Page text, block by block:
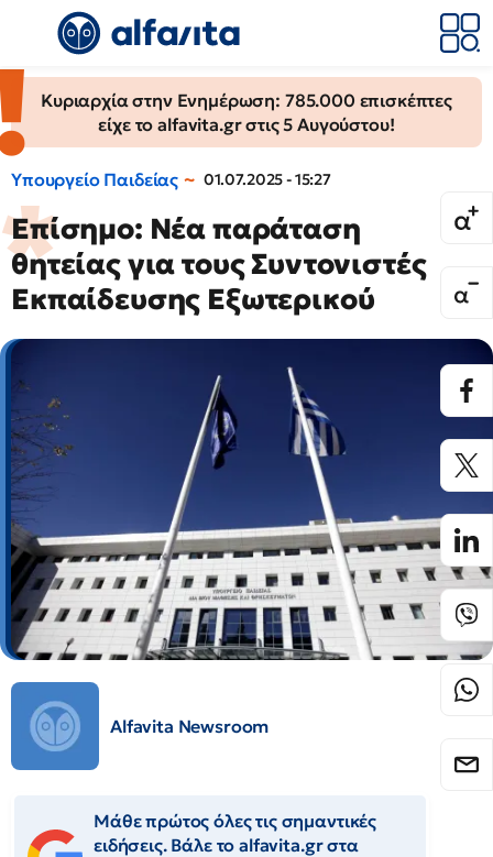
Κυριαρχία στην Ενημέρωση: 785.000 επισκέπτες
είχε το alfavita.gr στις 5 Αυγούστου!
Υπουργείο Παιδείας 01.07.2025 - 15:27
Επίσημο: Νέα παράταση
θητείας για τους Συντονιστές
Εκπαίδευσης Εξωτερικού
Alfavita Newsroom
Μάθε πρώτος όλες τις σημαντικές
ειδήσεις. Βάλε το alfavita.gr στα